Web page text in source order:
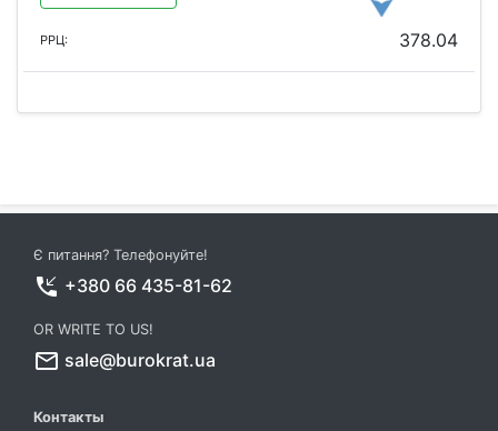
РРЦ: 378.04
Є питання? Телефонуйте!
phone_callback +380 66 435-81-62
OR WRITE TO US!
mail_outline sale@burokrat.ua
Контакты